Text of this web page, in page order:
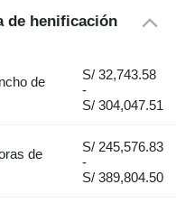
de henificación
de
S/ 32,743.58
-
S/ 304,047.51
de
S/ 245,576.83
-
S/ 389,804.50